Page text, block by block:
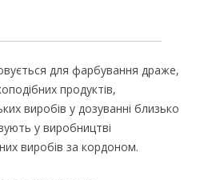
для фарбування драже,
продуктів,
виробів у дозуванні близько
у виробництві
виробів за кордоном.